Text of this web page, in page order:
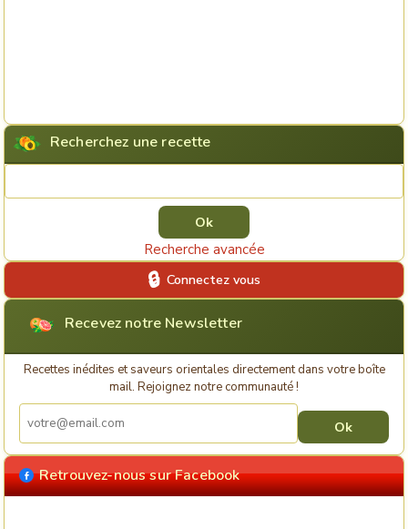
Recherchez une recette
Recherche avancée
Connectez vous
Recevez notre Newsletter
Recettes inédites et saveurs orientales directement dans votre boîte
mail. Rejoignez notre communauté !
Retrouvez-nous sur Facebook